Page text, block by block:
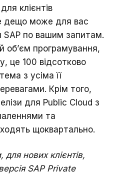
клієнтів
дещо може для вас
SAP по вашим запитам.
об’єм програмування,
це 100 відсотково
з усіма її
Крім того,
для Public Cloud з
та
щоквартально.
для нових клієнтів,
SAP Private